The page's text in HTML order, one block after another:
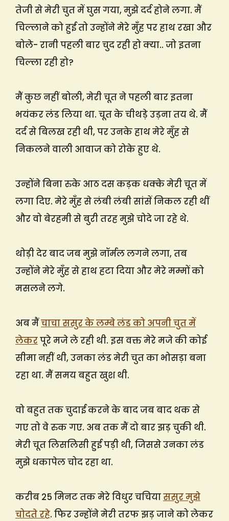
तेजी से मेरी चुत में घुस गया, मुझे दर्द होने लगा. मैं
चिल्लाने को हुई तो उन्होंने मेरे मुँह पर हाथ रखा और
बोले- रानी पहली बार चुद रही हो क्या.. जो इतना
चिल्ला रही हो?
मैं कुछ नहीं बोली, मेरी चूत ने पहली बार इतना
भयंकर लंड लिया था. चूत के चीथड़े उड़ना तय थे. मैं
दर्द से बिलख रही थी, पर उनके हाथ मेरे मुँह से
निकलने वाली आवाज को रोके हुए थे.
उन्होंने बिना रुके आठ दस कड़क धक्के मेरी चूत में
लगा दिए. मेरे मुँह से लंबी लंबी सांसें निकल रही थीं
और वो बेरहमी से बुरी तरह मुझे चोदे जा रहे थे.
थोड़ी देर बाद जब मुझे नॉर्मल लगने लगा, तब
उन्होंने मेरे मुँह से हाथ हटा दिया और मेरे मम्मों को
मसलने लगे.
अब मैंचाचा ससुर के लम्बे लंड को अपनी चुत में
लेकरपूरे मजे ले रही थी. इस वक्त मेरे मजे की कोई
सीमा नहीं थी, उनका लंड मेरी चुत का भोसड़ा बना
रहा था. मैं समय बहुत खुश थी.
वो बहुत तक चुदाई करने के बाद जब बाद थक से
गए तो वे रुक गए. अब तक मैं दो बार झड़ चुकी थी.
मेरी चूत लिसलिसी हुई पड़ी थी, जिससे उनका लंड
मुझे धकापेल चोद रहा था.
करीब 25 मिनट तक मेरे विधुर चचियाससुर मुझे
चोदते रहे. फिर उन्होंने मेरी तरफ झड़ जाने को लेकर